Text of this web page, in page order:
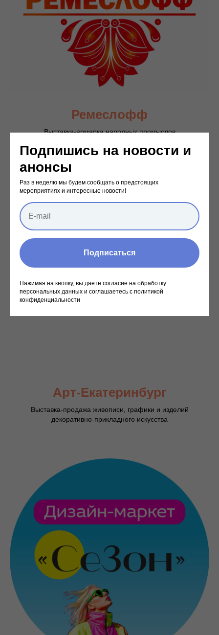
Ремеслофф
Выставка-ярмарка народных промыслов
Арт-Екатеринбург
Выставка-продажа живописи, графики и изделий
декоративно-прикладного искусства
Подпишись на новости и
анонсы
Раз в неделю мы будем сообщать о предстоящих
мероприятиях и интересные новости!
Подписаться
Нажимая на кнопку, вы даете согласие на обработку
персональных данных и соглашаетесь c политикой
конфиденциальности